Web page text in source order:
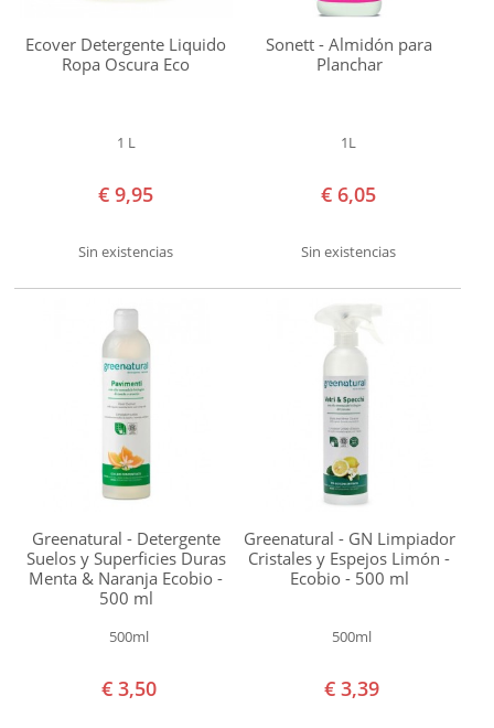
Ecover Detergente Liquido
Ropa Oscura Eco
1 L
€ 9,95
Sin existencias
Sonett - Almidón para
Planchar
1L
€ 6,05
Sin existencias
Greenatural - Detergente
Suelos y Superficies Duras
Menta & Naranja Ecobio -
500 ml
500ml
€ 3,50
Greenatural - GN Limpiador
Cristales y Espejos Limón -
Ecobio - 500 ml
500ml
€ 3,39